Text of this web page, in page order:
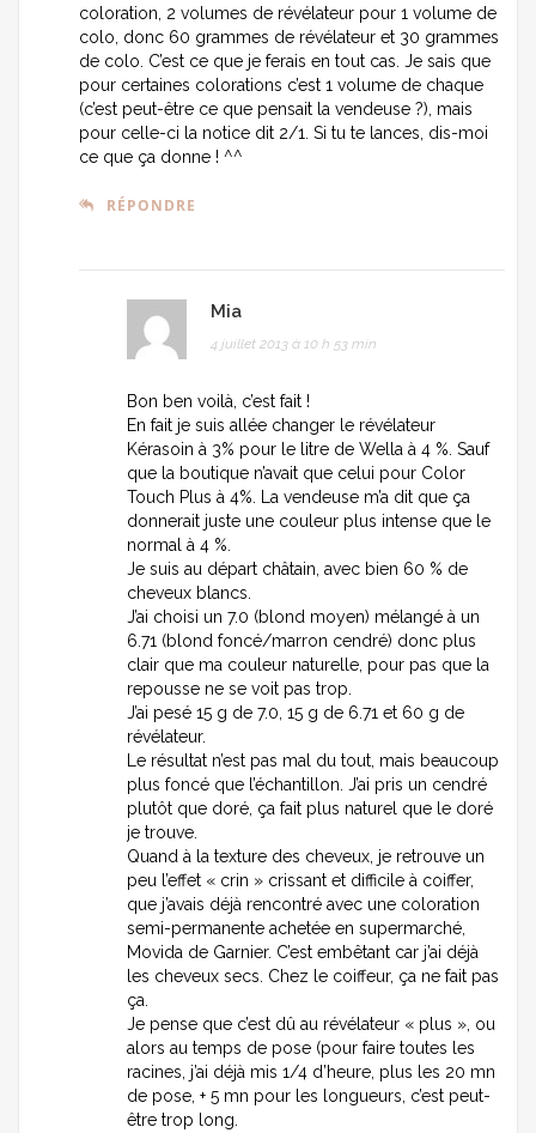
coloration, 2 volumes de révélateur pour 1 volume de
colo, donc 60 grammes de révélateur et 30 grammes
de colo. C’est ce que je ferais en tout cas. Je sais que
pour certaines colorations c’est 1 volume de chaque
(c’est peut-être ce que pensait la vendeuse ?), mais
pour celle-ci la notice dit 2/1. Si tu te lances, dis-moi
ce que ça donne ! ^^
RÉPONDRE
Mia
4 juillet 2013 à 10 h 53 min
Bon ben voilà, c’est fait !
En fait je suis allée changer le révélateur
Kérasoin à 3% pour le litre de Wella à 4 %. Sauf
que la boutique n’avait que celui pour Color
Touch Plus à 4%. La vendeuse m’a dit que ça
donnerait juste une couleur plus intense que le
normal à 4 %.
Je suis au départ châtain, avec bien 60 % de
cheveux blancs.
J’ai choisi un 7.0 (blond moyen) mélangé à un
6.71 (blond foncé/marron cendré) donc plus
clair que ma couleur naturelle, pour pas que la
repousse ne se voit pas trop.
J’ai pesé 15 g de 7.0, 15 g de 6.71 et 60 g de
révélateur.
Le résultat n’est pas mal du tout, mais beaucoup
plus foncé que l’échantillon. J’ai pris un cendré
plutôt que doré, ça fait plus naturel que le doré
je trouve.
Quand à la texture des cheveux, je retrouve un
peu l’effet « crin » crissant et difficile à coiffer,
que j’avais déjà rencontré avec une coloration
semi-permanente achetée en supermarché,
Movida de Garnier. C’est embêtant car j’ai déjà
les cheveux secs. Chez le coiffeur, ça ne fait pas
ça.
Je pense que c’est dû au révélateur « plus », ou
alors au temps de pose (pour faire toutes les
racines, j’ai déjà mis 1/4 d’heure, plus les 20 mn
de pose, + 5 mn pour les longueurs, c’est peut-
être trop long.